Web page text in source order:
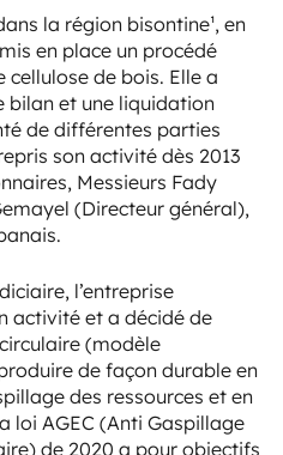
la région bisontine¹, en
en place un procédé
de bois. Elle a
bilan et une liquidation
de différentes parties
son activité dès 2013
Messieurs Fady
(Directeur général),
l’entreprise
activité et a décidé de
(modèle
de façon durable en
des ressources et en
loi AGEC (Anti Gaspillage
de 2020 a pour objectifs